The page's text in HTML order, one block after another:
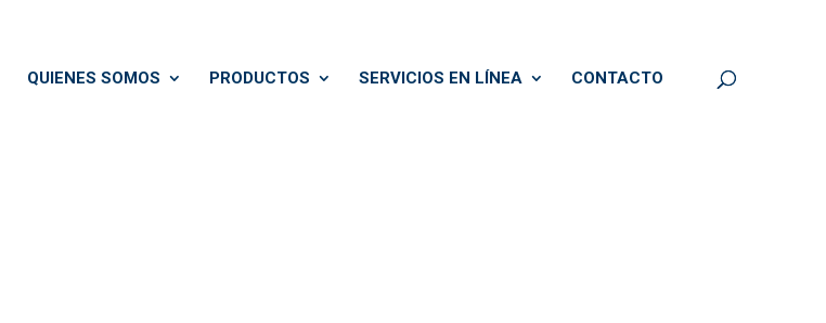
QUIENES SOMOS PRODUCTOS SERVICIOS EN LÍNEA CONTACTO